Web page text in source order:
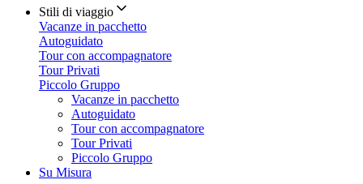
Stili di viaggio
Vacanze in pacchetto
Autoguidato
Tour con accompagnatore
Tour Privati
Piccolo Gruppo
Vacanze in pacchetto
Autoguidato
Tour con accompagnatore
Tour Privati
Piccolo Gruppo
Su Misura